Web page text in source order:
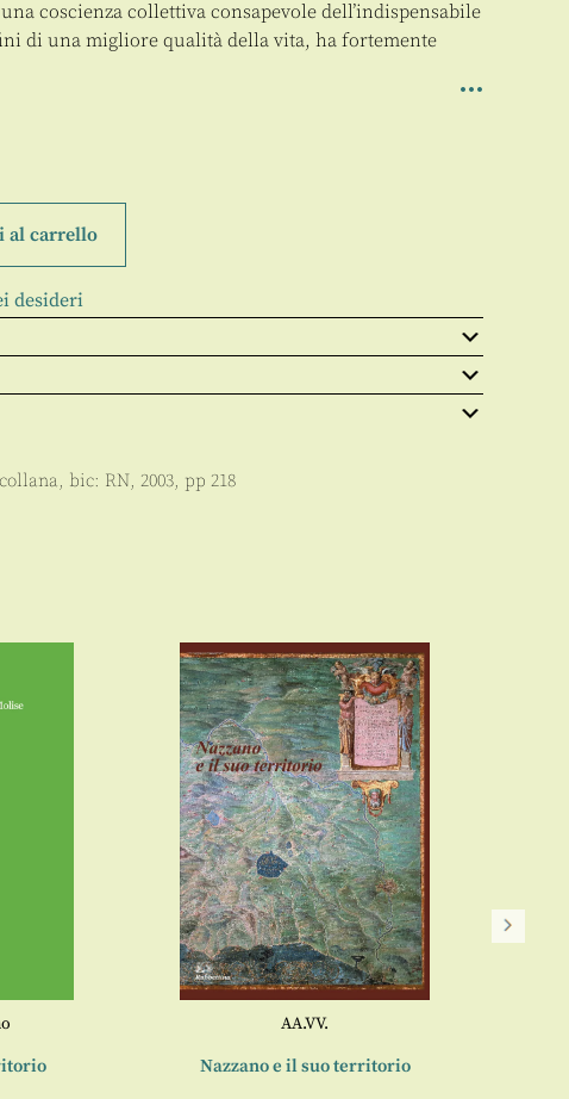
coscienza collettiva consapevole dell’indispensabile
di una migliore qualità della vita, ha fortemente
al carrello
desideri
, bic: RN, 2003, pp 218
AA.VV.
Nazzano e il suo territorio